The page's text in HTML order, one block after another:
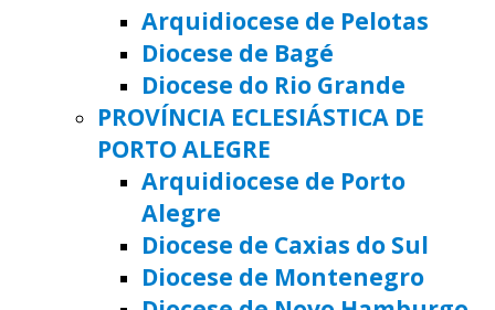
Arquidiocese de Pelotas
Diocese de Bagé
Diocese do Rio Grande
PROVÍNCIA ECLESIÁSTICA DE
PORTO ALEGRE
Arquidiocese de Porto
Alegre
Diocese de Caxias do Sul
Diocese de Montenegro